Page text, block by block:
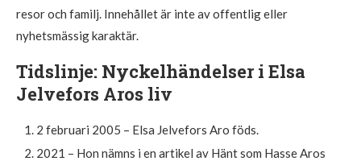
resor och familj. Innehållet är inte av offentlig eller
nyhetsmässig karaktär.
Tidslinje: Nyckelhändelser i Elsa
Jelvefors Aros liv
2 februari 2005 – Elsa Jelvefors Aro föds.
2021 – Hon nämns i en artikel av Hänt som Hasse Aros